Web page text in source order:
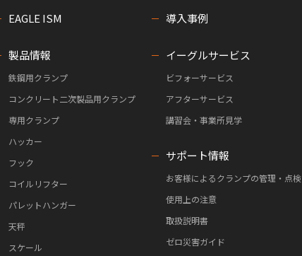
EAGLE ISM
製品情報
鉄鋼用クランプ
コンクリート二次製品用クランプ
専用クランプ
ハッカー
フック
コイルリフター
パレットハンガー
天秤
スケール
導入事例
イーグルサービス
ビフォーサービス
アフターサービス
講習会・事業所見学
サポート情報
お客様によるクランプの管理・点検
使用上の注意
取扱説明書
ゼロ災害ガイド